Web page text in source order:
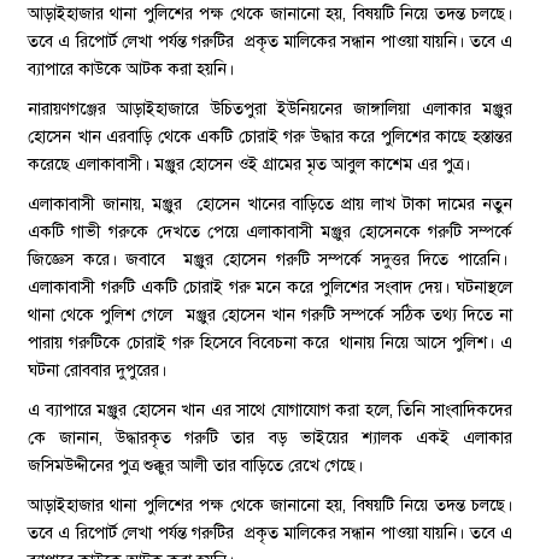
আড়াইহাজার থানা পুলিশের পক্ষ থেকে জানানো হয়, বিষয়টি নিয়ে তদন্ত চলছে।
তবে এ রিপোর্ট লেখা পর্যন্ত গরুটির প্রকৃত মালিকের সন্ধান পাওয়া যায়নি। তবে এ
ব্যাপারে কাউকে আটক করা হয়নি।
নারায়ণগঞ্জের আড়াইহাজারে উচিতপুরা ইউনিয়নের জাঙ্গালিয়া এলাকার মঞ্জুর
হোসেন খান এরবাড়ি থেকে একটি চোরাই গরু উদ্ধার করে পুলিশের কাছে হস্তান্তর
করেছে এলাকাবাসী। মঞ্জুর হোসেন ওই গ্রামের মৃত আবুল কাশেম এর পুত্র।
এলাকাবাসী জানায়, মঞ্জুর হোসেন খানের বাড়িতে প্রায় লাখ টাকা দামের নতুন
একটি গাভী গরুকে দেখতে পেয়ে এলাকাবাসী মঞ্জুর হোসেনকে গরুটি সম্পর্কে
জিজ্ঞেস করে। জবাবে মঞ্জুর হোসেন গরুটি সম্পর্কে সদুত্তর দিতে পারেনি।
এলাকাবাসী গরুটি একটি চোরাই গরু মনে করে পুলিশের সংবাদ দেয়। ঘটনাস্থলে
থানা থেকে পুলিশ গেলে মঞ্জুর হোসেন খান গরুটি সম্পর্কে সঠিক তথ্য দিতে না
পারায় গরুটিকে চোরাই গরু হিসেবে বিবেচনা করে থানায় নিয়ে আসে পুলিশ। এ
ঘটনা রোববার দুপুরের।
এ ব্যাপারে মঞ্জুর হোসেন খান এর সাথে যোগাযোগ করা হলে, তিনি সাংবাদিকদের
কে জানান, উদ্ধারকৃত গরুটি তার বড় ভাইয়ের শ্যালক একই এলাকার
জসিমউদ্দীনের পুত্র শুক্কুর আলী তার বাড়িতে রেখে গেছে।
আড়াইহাজার থানা পুলিশের পক্ষ থেকে জানানো হয়, বিষয়টি নিয়ে তদন্ত চলছে।
তবে এ রিপোর্ট লেখা পর্যন্ত গরুটির প্রকৃত মালিকের সন্ধান পাওয়া যায়নি। তবে এ